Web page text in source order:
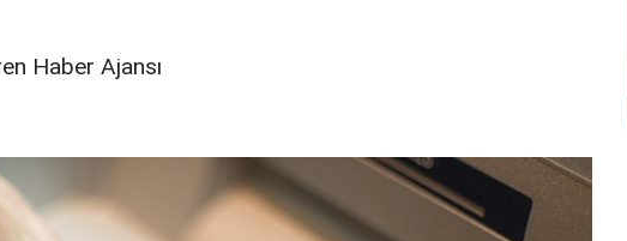
Haber Ajansı